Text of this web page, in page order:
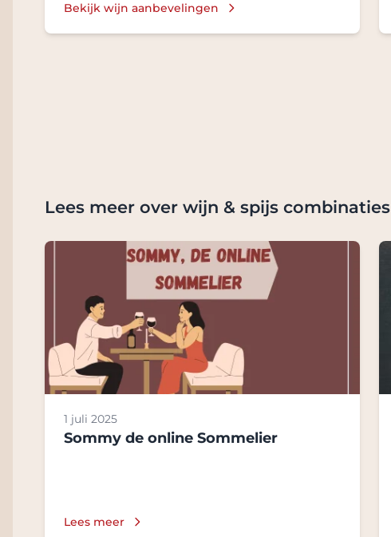
Bekijk wijn aanbevelingen
Lees meer over wijn & spijs combinaties
1 juli 2025
Sommy de online Sommelier
Lees meer